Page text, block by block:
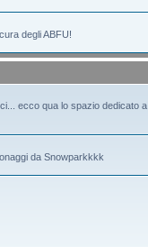
degli ABFU!
ecco qua lo spazio dedicato a
da Snowparkkkk